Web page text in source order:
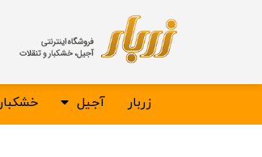
زربار آجیل خشکبار